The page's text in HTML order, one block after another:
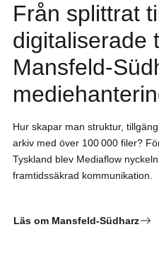
Från splittrat
digitaliserade
Mansfeld-
Hur skapar man struktur,
arkiv med över 100 000 filer?
Tyskland blev Mediaflow
framtidssäkrad kommunikation.
Läs om Mansfeld-Südharz